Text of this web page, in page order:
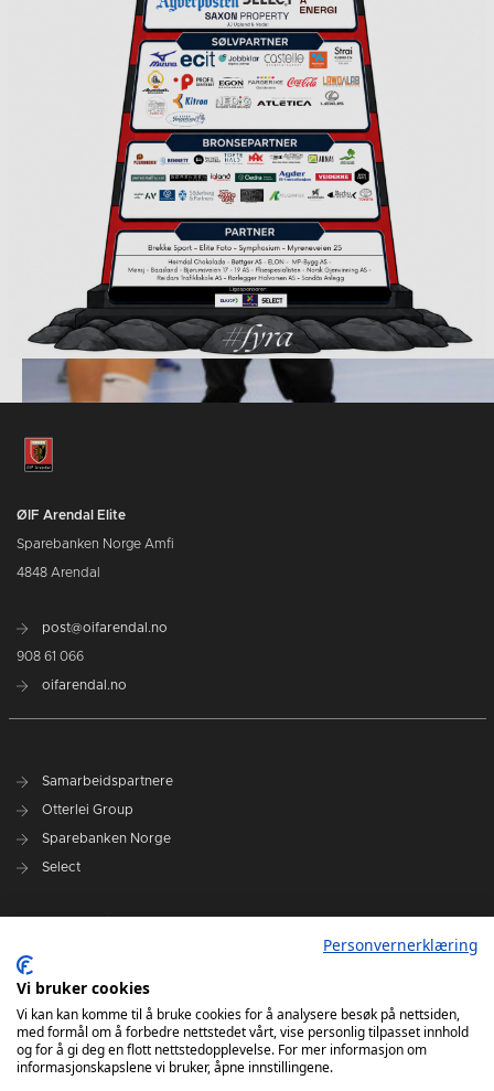
ØIF Arendal Elite
Sparebanken Norge Amfi
4848 Arendal
post@oifarendal.no
908 61 066
oifarendal.no
Samarbeidspartnere
Otterlei Group
Sparebanken Norge
Select
Spillerstall
Administrasjon
Styret
Personvernerklæring
Vi bruker cookies
Vi kan kan komme til å bruke cookies for å analysere besøk på nettsiden,
med formål om å forbedre nettstedet vårt, vise personlig tilpasset innhold
og for å gi deg en flott nettstedopplevelse. For mer informasjon om
informasjonskapslene vi bruker, åpne innstillingene.